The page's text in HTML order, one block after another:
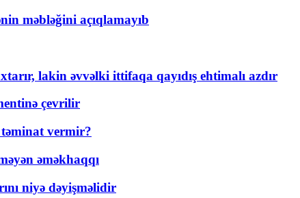
məbləğini açıqlamayıb
lakin əvvəlki ittifaqa qayıdış ehtimalı azdır
çevrilir
vermir?
əməkhaqqı
niyə dəyişməlidir